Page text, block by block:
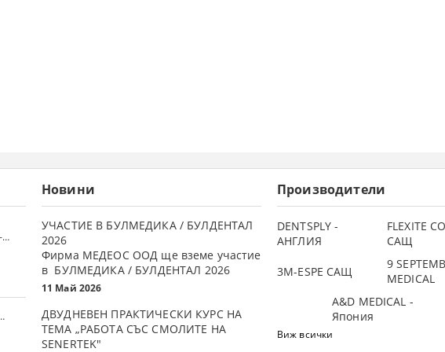
VERTEX THERMOSENSE- ГРАНУЛАТ ЗА МЕКИ ПРОТЕЗИ
ПЛАСТМАСА
Новини
УЧАСТИЕ В БУЛМЕДИКА / БУЛДЕНТАЛ
2026
Фирма МЕДЕОС ООД ще вземе участие
в БУЛМЕДИКА / БУЛДЕНТАЛ 2026
11 Май 2026
ДВУДНЕВЕН ПРАКТИЧЕСКИ КУРС НА
ТЕМА „РАБОТА СЪС СМОЛИТЕ НА
SENERTEK"
Производители
DENTSPLY -
АНГЛИЯ
FLEXITE
САЩ
3М-ESPE САЩ
9
MEDICAL
A&D MEDICAL -
Япония
Виж всички